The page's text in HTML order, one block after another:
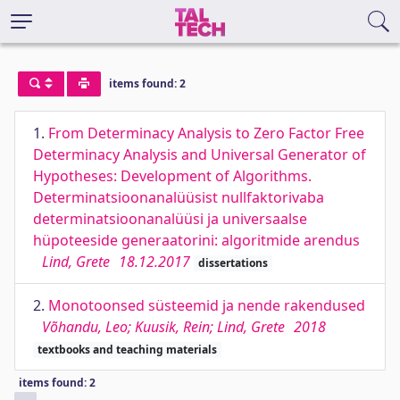
items found: 2
1. From Determinacy Analysis to Zero Factor Free
Determinacy Analysis and Universal Generator of
Hypotheses: Development of Algorithms.
Determinatsioonanalüüsist nullfaktorivaba
determinatsioonanalüüsi ja universaalse
hüpoteeside generaatorini: algoritmide arendus
Lind, Grete 18.12.2017 dissertations
2. Monotoonsed süsteemid ja nende rakendused
Võhandu, Leo; Kuusik, Rein; Lind, Grete 2018
textbooks and teaching materials
items found: 2